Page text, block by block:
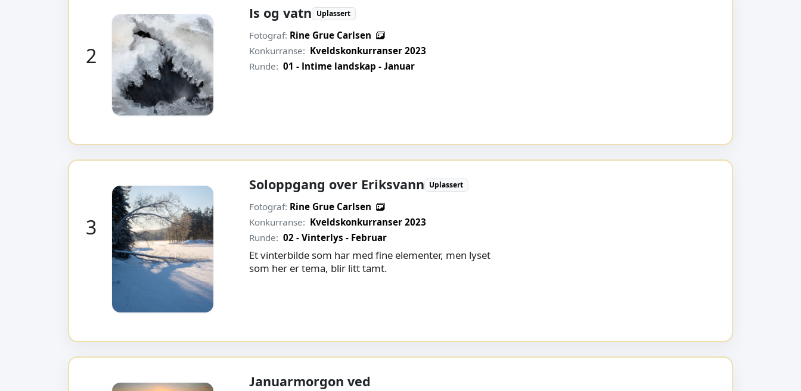
2
Is og vatn Uplassert
Fotograf: Rine Grue Carlsen
Konkurranse: Kveldskonkurranser 2023
Runde: 01 - Intime landskap - Januar
3
Soloppgang over Eriksvann Uplassert
Fotograf: Rine Grue Carlsen
Konkurranse: Kveldskonkurranser 2023
Runde: 02 - Vinterlys - Februar
Et vinterbilde som har med fine elementer, men lyset
som her er tema, blir litt tamt.
Januarmorgon ved